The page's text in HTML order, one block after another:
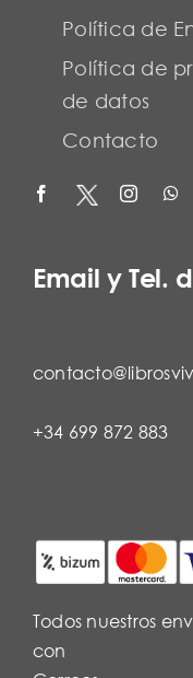
Política de
Política de
de datos
Contacto
Email y Tel.
+34 699 872 883
Todos nuestros
con